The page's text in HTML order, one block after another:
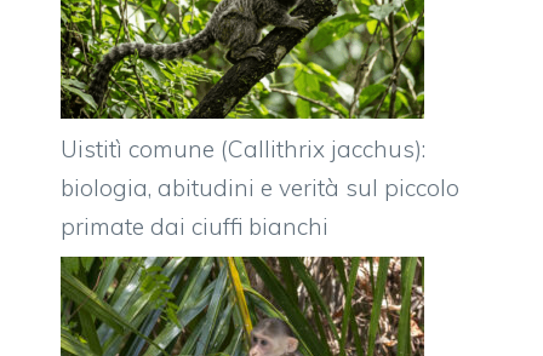
Uistitì comune (Callithrix jacchus):
biologia, abitudini e verità sul piccolo
primate dai ciuffi bianchi